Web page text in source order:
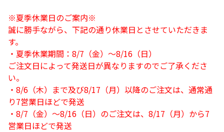
※夏季休業日のご案内※
誠に勝手ながら、下記の通り休業日とさせていただきま
す。
・夏季休業期間：8/7（金）～8/16（日）
ご注文日によって発送日が異なりますのでご了承くださ
い。
・8/6（木）まで及び8/17（月）以降のご注文は、通常通
り7営業日ほどで発送
・8/7（金）～8/16（日）のご注文は、8/17（月）から7
営業日ほどで発送